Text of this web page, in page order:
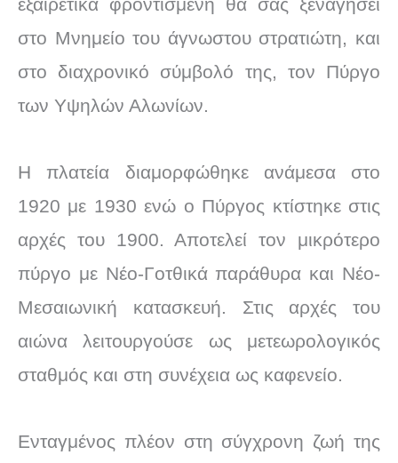
εξαιρετικά φροντισμένη θα σας ξεναγήσει
στο Μνημείο του άγνωστου στρατιώτη, και
στο διαχρονικό σύμβολό της, τον Πύργο
των Υψηλών Αλωνίων.
Η πλατεία διαμορφώθηκε ανάμεσα στο
1920 με 1930 ενώ ο Πύργος κτίστηκε στις
αρχές του 1900. Αποτελεί τον μικρότερο
πύργο με Νέο-Γοτθικά παράθυρα και Νέο-
Μεσαιωνική κατασκευή. Στις αρχές του
αιώνα λειτουργούσε ως μετεωρολογικός
σταθμός και στη συνέχεια ως καφενείο.
Ενταγμένος πλέον στη σύγχρονη ζωή της